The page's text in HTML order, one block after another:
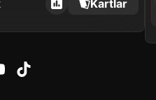
Kartlar